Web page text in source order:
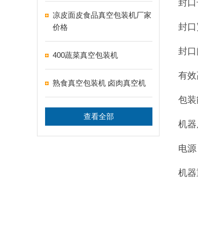
凉皮面皮食品真空包装机厂家
价格
400蔬菜真空包装机
熟食真空包装机 卤肉真空机
查看全部
封
封
封
有
包
机
电
机